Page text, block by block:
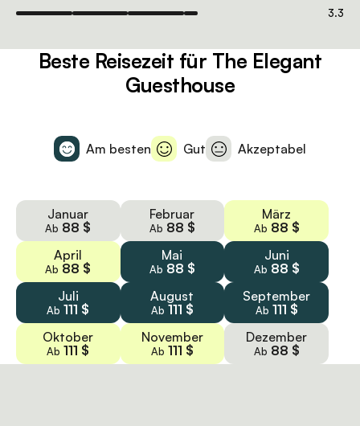
3.3
Beste Reisezeit für The Elegant
Guesthouse
Am besten Gut Akzeptabel
Januar
Ab 88 $
Februar
Ab 88 $
März
Ab 88 $
April
Ab 88 $
Mai
Ab 88 $
Juni
Ab 88 $
Juli
Ab111 $
August
Ab 111 $
September
Ab 111 $
Oktober
Ab111 $
November
Ab 111 $
Dezember
Ab 88 $